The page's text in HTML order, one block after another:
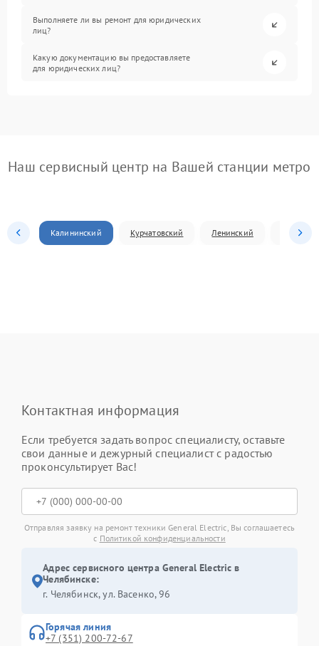
Выполняете ли вы ремонт для юридических
лиц?
Какую документацию вы предоставляете
для юридических лиц?
Наш сервисный центр на Вашей станции метро
Калининский Курчатовский Ленинский
Контактная информация
Если требуется задать вопрос специалисту, оставьте
свои данные и дежурный специалист с радостью
проконсультирует Вас!
Отправляя заявку на ремонт техники General Electric, Вы соглашаетесь
с Политикой конфиденциальности
Адрес сервисного центра General Electric в
Челябинске:
г. Челябинск, ул. Васенко, 96
Горячая линия
+7 (351) 200-72-67